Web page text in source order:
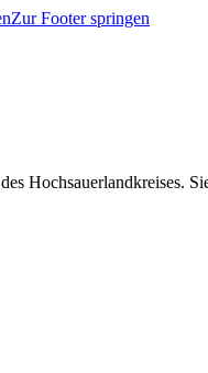
Zur Footer springen
Hochsauerlandkreises.